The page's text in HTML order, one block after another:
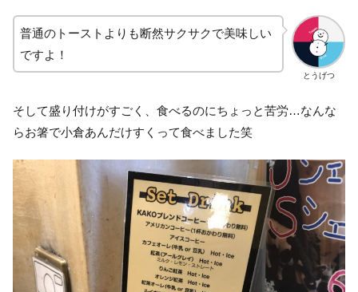
とうげつ
普通のトーストよりも断然サクサクで美味しい
ですよ！
そして盛り付けがすごく、食べるのにちょっと苦労…なんな
らお箸で小倉あんだけすくって食べました笑